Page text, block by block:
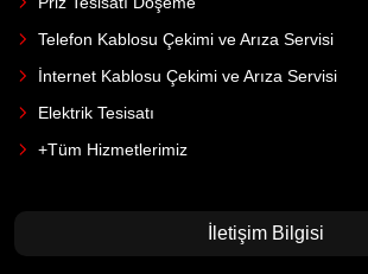
Telefon Kablosu Çekimi ve Arıza Servisi
İnternet Kablosu Çekimi ve Arıza Servisi
Elektrik Tesisatı
+Tüm Hizmetlerimiz
İletişim Bilgisi